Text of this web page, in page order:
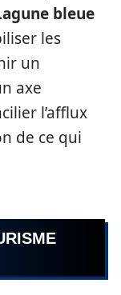
bleue
les
un
axe
l’afflux
de ce qui